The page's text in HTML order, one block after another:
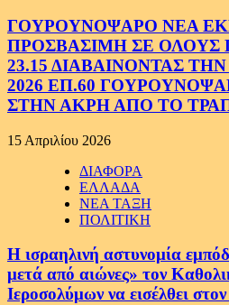
ΓΟΥΡΟΥΝΟΨΑΡΟ ΝΕΑ
ΠΡΟΣΒΑΣΙΜΗ ΣΕ ΟΛΟΥΣ
23.15 ΔΙΑΒΑΙΝΟΝΤΑΣ
2026 ΕΠ.60
ΣΤΗΝ ΑΚΡΗ ΑΠΟ ΤΟ
15 Απριλίου 2026
ΔΙΑΦΟΡΑ
ΕΛΛΑΔΑ
ΝΕΑ ΤΑΞΗ
ΠΟΛΙΤΙΚΗ
Η ισραηλινή αστυνομία
μετά από αιώνες» τον
Ιεροσολύμων να εισέλθει